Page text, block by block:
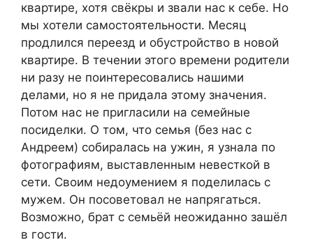
квартире, хотя свёкры и звали нас к себе. Но
мы хотели самостоятельности. Месяц
продлился переезд и обустройство в новой
квартире. В течении этого времени родители
ни разу не поинтересовались нашими
делами, но я не придала этому значения.
Потом нас не пригласили на семейные
посиделки. О том, что семья (без нас с
Андреем) собиралась на ужин, я узнала по
фотографиям, выставленным невесткой в
сети. Своим недоумением я поделилась с
мужем. Он посоветовал не напрягаться.
Возможно, брат с семьёй неожиданно зашёл
в гости.